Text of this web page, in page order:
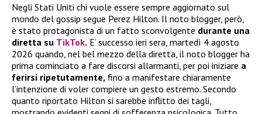
Negli Stati Uniti chi vuole essere sempre aggiornato sul
mondo del gossip segue Perez Hilton. Il noto blogger, però,
è stato protagonista di un fatto sconvolgente durante una
diretta su TikTok. E’ successo ieri sera, martedì 4 agosto
2026 quando, nel bel mezzo della diretta, il noto blogger ha
prima cominciato a fare discorsi allarmanti, per poi iniziare a
ferirsi ripetutamente, fino a manifestare chiaramente
l’intenzione di voler compiere un gesto estremo. Secondo
quanto riportato Hilton si sarebbe inflitto dei tagli,